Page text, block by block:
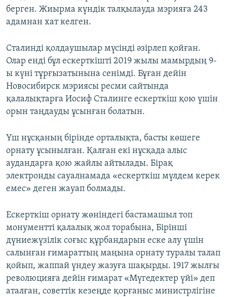
берген. Жиырма күндік талқылауда мэрияға 243
адамнан хат келген.
Сталинді қолдаушылар мүсінді әзірлеп қойған.
Олар енді бұл ескерткішті 2019 жылы мамырдың 9-
ы күні тұрғызатынына сенімді. Бұған дейін
Новосибирск мэриясы ресми сайтында
қалалықтарға Иосиф Сталинге ескерткіш қою үшін
орын таңдауды ұсынған болатын.
Үш нұсқаның бірінде орталықта, басты көшеге
орнату ұсынылған. Қалған екі нұсқада алыс
аудандарға қою жайлы айтылады. Бірақ
электронды сауалнамада «ескерткіш мүлдем керек
емес» деген жауап болмады.
Ескерткіш орнату жөніндегі бастамашыл топ
монументті қалалық жол торабына, Бірінші
дүниежүзілік соғыс құрбандарын еске алу үшін
салынған ғимараттың маңына орнату туралы талап
қойып, жаппай үндеу жазуға шақырды. 1917 жылғы
революцияға дейін ғимарат «Мүгедектер үйі» деп
аталған, советтік кезеңде қорғаныс министрлігіне